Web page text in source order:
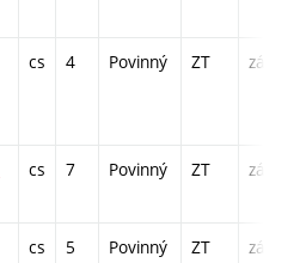
cs 4 Povinný ZT zá,zk
cs 7 Povinný ZT zá,zk
cs 5 Povinný ZT zá,zk